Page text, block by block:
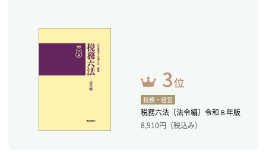
税務・経営
税務六法〔法令編〕令和８年版
8,910円（税込み）